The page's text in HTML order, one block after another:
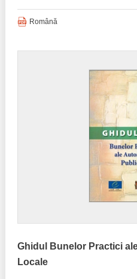
Română
Ghidul Bunelor Practici
Locale